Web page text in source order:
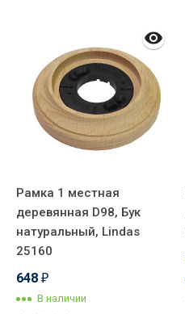
Рамка 1 местная
деревянная D98, Бук
натуральный, Lindas
25160
648 ₽
В наличии